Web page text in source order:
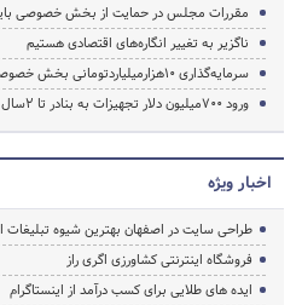
مقررات مجلس در حمایت از بخش خصوصی
ناگزیر به تغییر انگاره‌های اقتصادی هستیم
سرمایه‌گذاری 10هزارمیلیاردتومانی بخش خصوصی دربنادر
ورود 700میلیون دلار تجهیزات‌ به بنادر تا 2سال دیگر
اخبار ویژه
طراحی سایت در اصفهان بهترین شیوه تبلیغات
فروشگاه اینترنتی کشاورزی اگری راز
ایده های طلایی برای کسب درآمد از اینستاگرام